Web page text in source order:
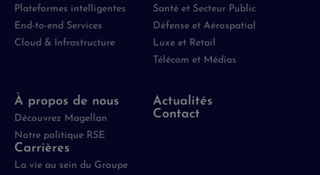
Plateformes intelligentes
End-to-end Services
Cloud & Infrastructure
Santé et Secteur Public
Défense et Aérospatial
Luxe et Retail
Télécom et Médias
À propos de nous
Découvrez Magellan
Notre politique RSE
Carrières
La vie au sein du Groupe
Actualités
Contact